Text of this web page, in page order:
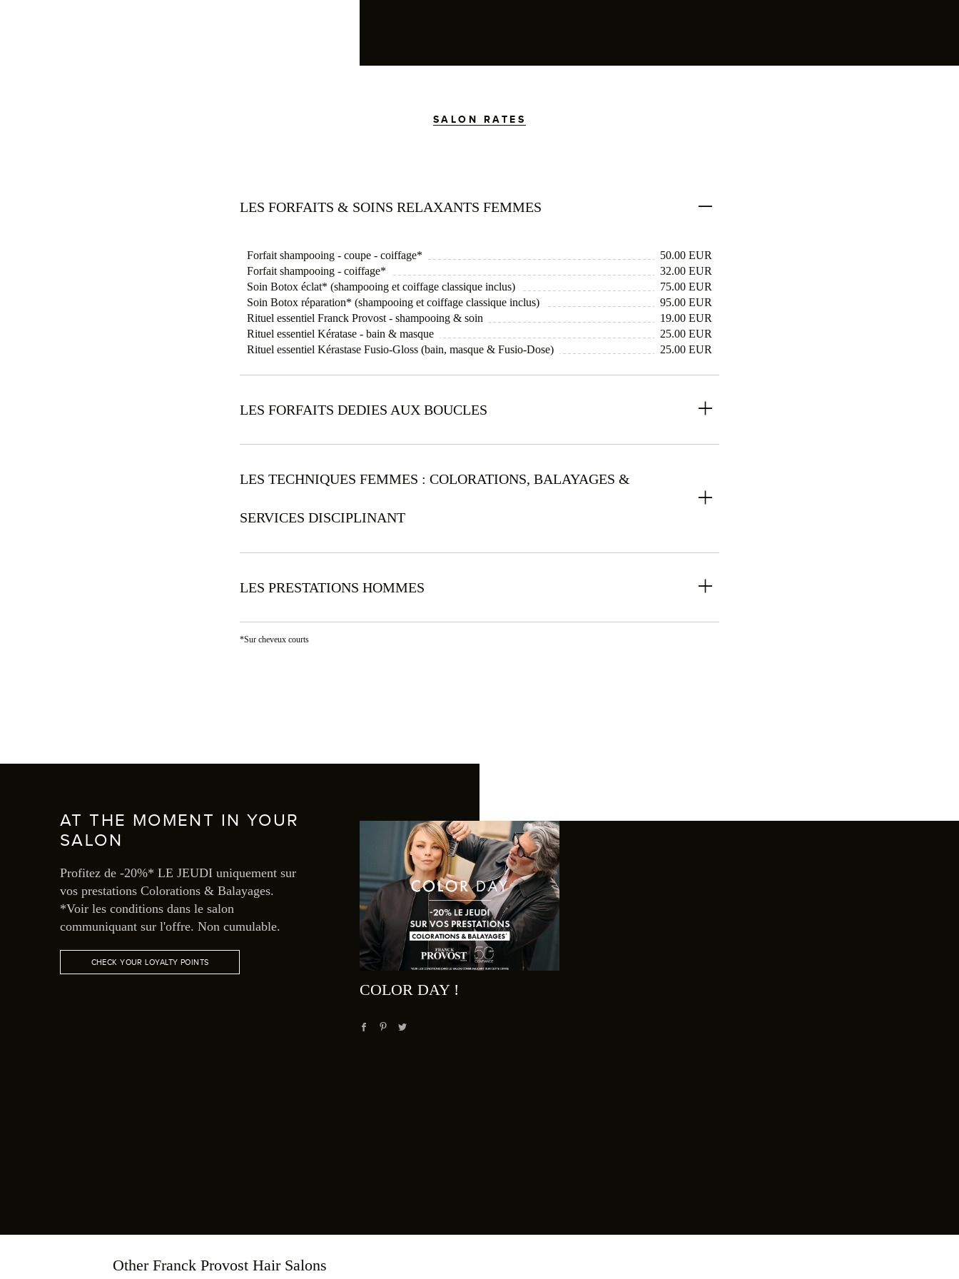
SALON RATES
LES FORFAITS & SOINS RELAXANTS FEMMES
Forfait shampooing - coupe - coiffage*
50.00 EUR
Forfait shampooing - coiffage*
32.00 EUR
Soin Botox éclat* (shampooing et coiffage classique inclus)
75.00 EUR
Soin Botox réparation* (shampooing et coiffage classique inclus)
95.00 EUR
Rituel essentiel Franck Provost - shampooing & soin
19.00 EUR
Rituel essentiel Kératase - bain & masque
25.00 EUR
Rituel essentiel Kérastase Fusio-Gloss (bain, masque & Fusio-Dose)
25.00 EUR
LES FORFAITS DEDIES AUX BOUCLES
LES TECHNIQUES FEMMES : COLORATIONS, BALAYAGES &
SERVICES DISCIPLINANT
LES PRESTATIONS HOMMES
*Sur cheveux courts
AT THE MOMENT IN YOUR
SALON
Profitez de -20%* LE JEUDI uniquement sur
vos prestations Colorations & Balayages.
*Voir les conditions dans le salon
communiquant sur l'offre. Non cumulable.
CHECK YOUR LOYALTY POINTS
COLOR DAY !
Other Franck Provost Hair Salons